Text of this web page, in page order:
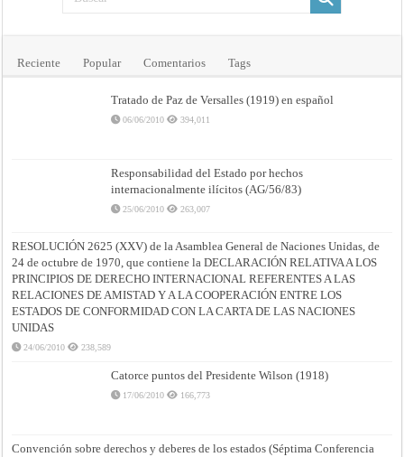
Reciente Popular Comentarios Tags
Tratado de Paz de Versalles (1919) en español
06/06/2010 394,011
Responsabilidad del Estado por hechos
internacionalmente ilícitos (AG/56/83)
25/06/2010 263,007
RESOLUCIÓN 2625 (XXV) de la Asamblea General de Naciones Unidas, de
24 de octubre de 1970, que contiene la DECLARACIÓN RELATIVA A LOS
PRINCIPIOS DE DERECHO INTERNACIONAL REFERENTES A LAS
RELACIONES DE AMISTAD Y A LA COOPERACIÓN ENTRE LOS
ESTADOS DE CONFORMIDAD CON LA CARTA DE LAS NACIONES
UNIDAS
24/06/2010 238,589
Catorce puntos del Presidente Wilson (1918)
17/06/2010 166,773
Convención sobre derechos y deberes de los estados (Séptima Conferencia